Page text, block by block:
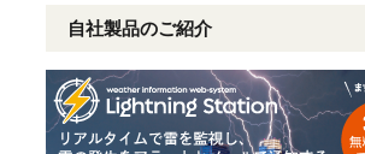
自社製品のご紹介